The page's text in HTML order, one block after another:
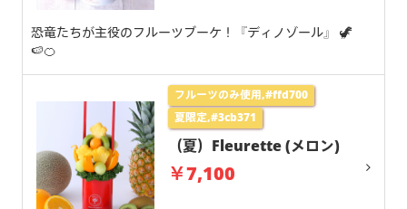
恐竜たちが主役のフルーツブーケ！『ディノゾール』 🦖
🍉🍊
フルーツのみ使用,#ffd700
夏限定,#3cb371
（夏）Fleurette (メロン)
￥7,100